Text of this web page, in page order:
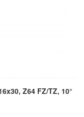
Z64 FZ/TZ, 10°